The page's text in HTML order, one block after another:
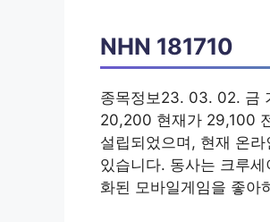
NHN 181710
종목정보23. 03. 02. 금
20,200 현재가 29,100
설립되었으며, 현재 온
있습니다. 동사는 크루
화된 모바일게임을 좋아